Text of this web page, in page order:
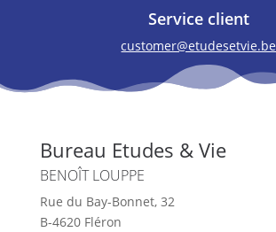
Service client
customer@etudesetvie.be
Bureau Etudes & Vie
BENOÎT LOUPPE
Rue du Bay-Bonnet, 32
B-4620 Fléron